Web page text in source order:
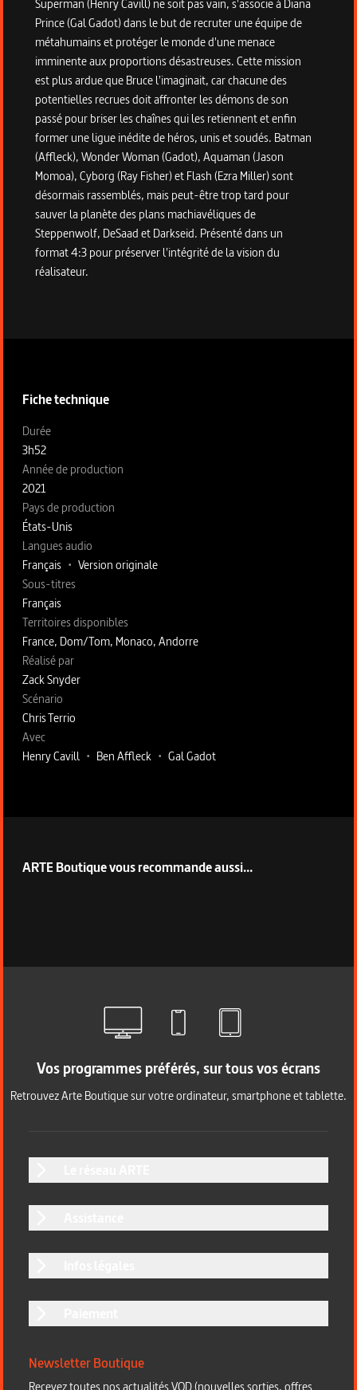
Superman (Henry Cavill) ne soit pas vain, s'associe à Diana
Prince (Gal Gadot) dans le but de recruter une équipe de
métahumains et protéger le monde d'une menace
imminente aux proportions désastreuses. Cette mission
est plus ardue que Bruce l'imaginait, car chacune des
potentielles recrues doit affronter les démons de son
passé pour briser les chaînes qui les retiennent et enfin
former une ligue inédite de héros, unis et soudés. Batman
(Affleck), Wonder Woman (Gadot), Aquaman (Jason
Momoa), Cyborg (Ray Fisher) et Flash (Ezra Miller) sont
désormais rassemblés, mais peut-être trop tard pour
sauver la planète des plans machiavéliques de
Steppenwolf, DeSaad et Darkseid. Présenté dans un
format 4:3 pour préserver l'intégrité de la vision du
réalisateur.
Fiche technique
Fiche technique section gauche
Durée
3h52
Année de production
2021
Pays de production
États-Unis
Langues audio
Français • Version originale
Sous-titres
Français
Territoires disponibles
France, Dom/Tom, Monaco, Andorre
Fiche technique section droite
Réalisé par
Zack Snyder
Scénario
Chris Terrio
Avec
Henry Cavill • Ben Affleck • Gal Gadot
ARTE Boutique vous recommande aussi...
Vos programmes préférés, sur tous vos écrans
Retrouvez Arte Boutique sur votre ordinateur, smartphone et tablette.
Newsletter Boutique